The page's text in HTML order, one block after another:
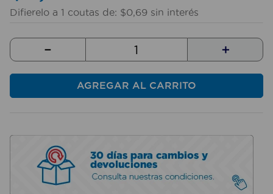
Difierelo a 1 coutas de: $0,69 sin interés
＋
－
AGREGAR AL CARRITO